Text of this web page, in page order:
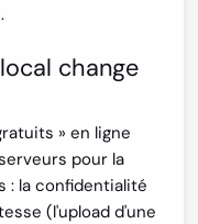
change
» en ligne
pour la
: la confidentialité
(l'upload d'une